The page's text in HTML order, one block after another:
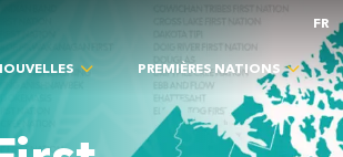
FR
PREMIÈRES NATIONS